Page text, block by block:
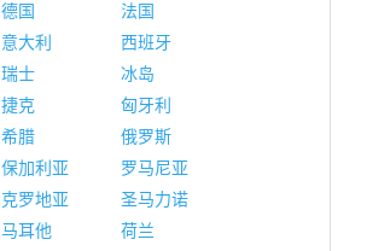
德国
法国
意大利
西班牙
瑞士
冰岛
捷克
匈牙利
希腊
俄罗斯
保加利亚
罗马尼亚
克罗地亚
圣马力诺
马耳他
荷兰